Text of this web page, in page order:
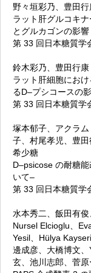
野々垣彩乃、豊田行
ラット肝グルコキ
とグルカゴンの影響
第 33 回日本糖質学
鈴木彩乃、豊田行康
ラット肝細胞にお
るD–プシコースの
第 33 回日本糖質学
塚本郁子、アクラ
子、村尾孝児、豊
希少糖
D–psicose の耐糖
いて–
第 33 回日本糖質学
水本秀二、飯田有
Nursel Elcioglu、
Yesil、Hülya
邊成彦、大橋博文
玄、池川志郎、菅原